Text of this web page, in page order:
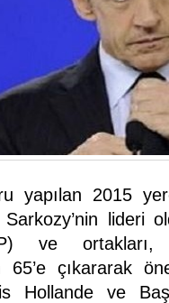
yapılan 2015
Sarkozy’nin lideri
ve ortakları,
65’e çıkararak
Hollande ve